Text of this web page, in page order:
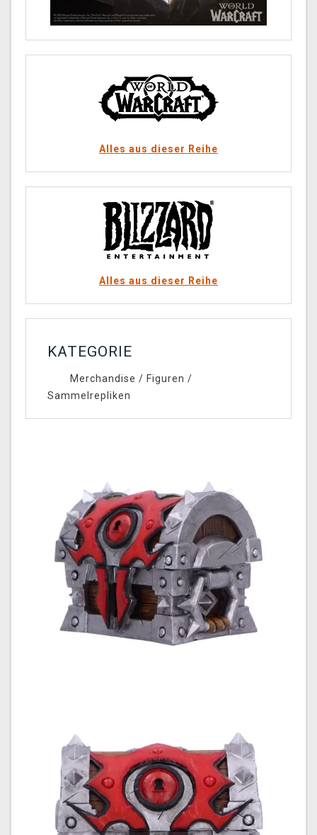
Alles aus dieser Reihe
Alles aus dieser Reihe
KATEGORIE
Merchandise / Figuren /
Sammelrepliken